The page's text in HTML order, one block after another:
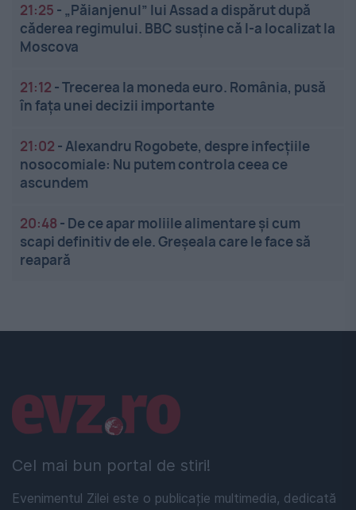
21:25 - „Păianjenul” lui Assad a dispărut după
căderea regimului. BBC susține că l-a localizat la
Moscova
21:12 -Trecerea la moneda euro. România, pusă
în fața unei decizii importante
21:02 -Alexandru Rogobete, despre infecțiile
nosocomiale: Nu putem controla ceea ce
ascundem
20:48 - De ce apar moliile alimentare și cum
scapi definitiv de ele. Greșeala care le face să
reapară
Cel mai bun portal de stiri!
Evenimentul Zilei este o publicație multimedia, dedicată
Linkuri utile